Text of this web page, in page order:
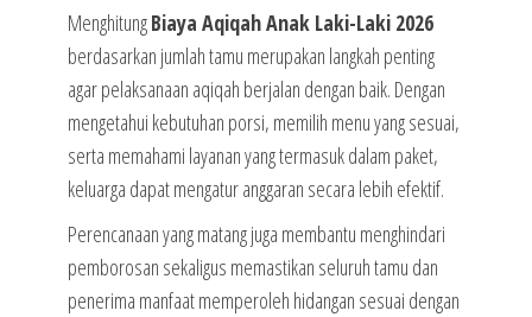
MenghitungBiaya Aqiqah Anak Laki-Laki 2026
berdasarkan jumlah tamu merupakan langkah penting
agar pelaksanaan aqiqah berjalan dengan baik. Dengan
mengetahui kebutuhan porsi, memilih menu yang sesuai,
serta memahami layanan yang termasuk dalam paket,
keluarga dapat mengatur anggaran secara lebih efektif.
Perencanaan yang matang juga membantu menghindari
pemborosan sekaligus memastikan seluruh tamu dan
penerima manfaat memperoleh hidangan sesuai dengan